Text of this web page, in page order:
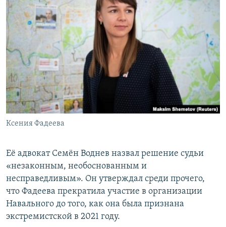
Ксения Фадеева
Её адвокат Семён Воднев назвал решение судьи
«незаконным, необоснованным и
несправедливым». Он утверждал среди прочего,
что Фадеева прекратила участие в организации
Навального до того, как она была признана
экстремистской в 2021 году.